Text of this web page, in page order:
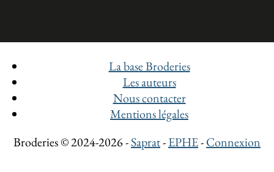
La base Broderies
Les auteurs
Nous contacter
Mentions légales
Broderies © 2024-2026 -Saprat-EPHE-Connexion